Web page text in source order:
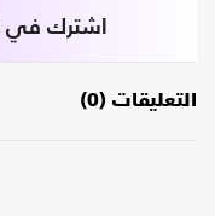
اشترك في
التعليقات (0)